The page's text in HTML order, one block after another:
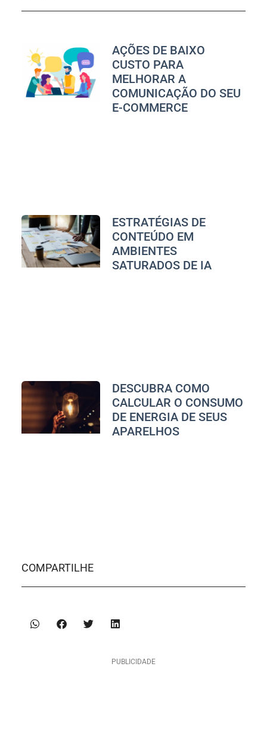
AÇÕES DE BAIXO
CUSTO PARA
MELHORAR A
COMUNICAÇÃO DO SEU
E-COMMERCE
ESTRATÉGIAS DE
CONTEÚDO EM
AMBIENTES
SATURADOS DE IA
DESCUBRA COMO
CALCULAR O CONSUMO
DE ENERGIA DE SEUS
APARELHOS
COMPARTILHE
PUBLICIDADE